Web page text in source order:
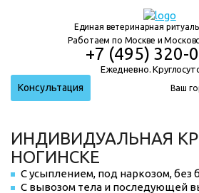
Единая ветеринарная
Работаем по Москве и
Консультация Ваш
+7 (495) 320-
Ежедневно.
ИНДИВИДУАЛЬНАЯ
НОГИНСКЕ
С усыплением, под наркозом, без
С вывозом тела и последующей